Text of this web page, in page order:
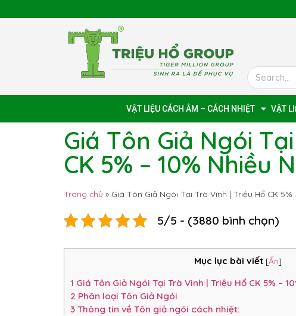
VẬT LIỆU CÁCH ÂM – CÁCH NHIỆT VẬT
Giá Tôn Giả Ngói
CK 5% – 10% Nhiều
Trang chủ » Giá Tôn Giả Ngói Tại Trà Vinh | Triệu Hổ CK 5%
5/5 - (3880 bình chọn)
Mục lục bài viết [Ẩn]
1 Giá Tôn Giả Ngói Tại Trà Vinh | Triệu Hổ CK 5% –
2 Phân loại Tôn Giả Ngói
3 Thông tin về Tôn giả ngói cách nhiệt: